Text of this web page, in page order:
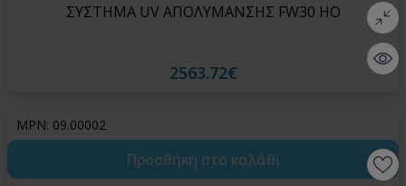
Quick
ΣΥΣΤΗΜΑ UV ΑΠΟΛΥΜΑΝΣΗΣ FW30 HO
2563.72€
MPN: 09.00002
Προσθήκη στο καλάθι